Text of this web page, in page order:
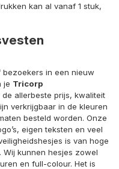
kan al vanaf 1 stuk,
bezoekers in een nieuw
je Tricorp
de allerbeste prijs, kwaliteit
verkrijgbaar in de kleuren
besteld worden. Onze
eigen teksten en veel
is van hoge
Wij kunnen hesjes zowel
en full-colour. Het is